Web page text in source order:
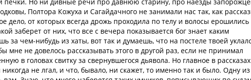
Полтора Кожуха и Сагайдачного не занимали нас так, как
дело, от которых всегда дрожь проходила по телу и волосы ерошились
заберет от них, что все с вечера показывается бог знает каким
чем-нибудь из хаты, вот так и думаешь, что на постеле твоей
мне не довелось рассказывать этого в другой раз, если не принимал
в головах свитку за свернувшегося дьявола. Но главное в рассказах
не лгал, и что, бывало, ни скажет, то именно так и было. Одну из